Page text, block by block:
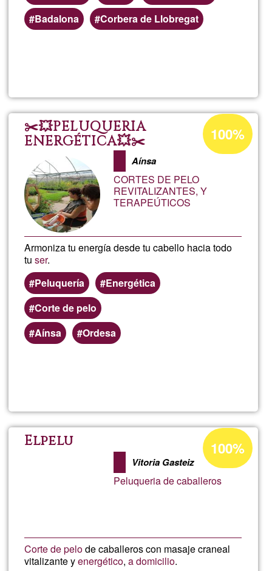
Badalona
Corbera de Llobregat
Corte
de
pelo
-
✂️💥PELUQUERÍA
ENERGÉTICA💥✂️
Aínsa
CORTES DE PELO
REVITALIZANTES, Y
TERAPEÚTICOS
Armoniza tu energía desde tu cabello hacia todo
tuser.
Peluquería
Energética
Corte de pelo
Aínsa
Ordesa
Porcentaje
de
aceptación
G1
100%
✂️
💥
✂️
Elpelu
Vitoria Gasteiz
Peluqueria de caballeros
Corte de pelode caballeros con masaje craneal
vitalizante yenergético,a domicilio.
Porcentaje
de
aceptación
de
100%